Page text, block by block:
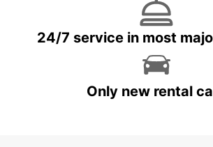
24/7 service in most
Only new rental